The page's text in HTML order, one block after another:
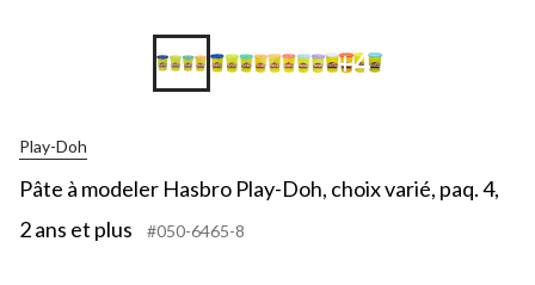
+4
Play-Doh
Pâte à modeler Hasbro Play-Doh, choix varié, paq. 4,
2 ans et plus
#050-6465-8